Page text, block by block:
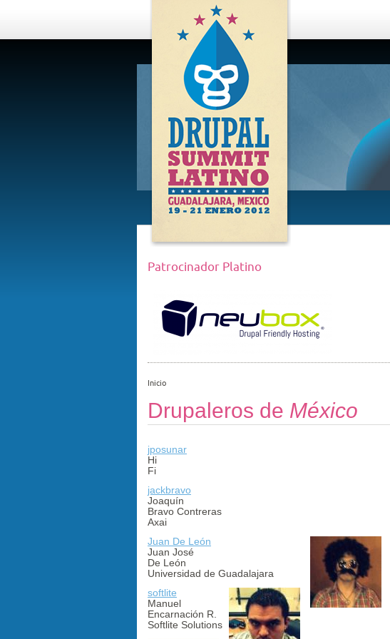
DRUPAL
SUMMIT
LATINO,
GUADALAJARA
2012
Patrocinador Platino
Inicio
Drupaleros de México
jposunar
Hi
Fi
jackbravo
Joaquín
Bravo Contreras
Axai
Juan De León
Juan José
De León
Universidad de Guadalajara
softlite
Manuel
Encarnación R.
Softlite Solutions